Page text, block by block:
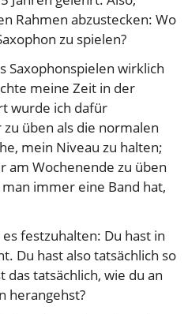
Rahmen abzustecken: Wo
zu spielen?
Saxophonspielen wirklich
meine Zeit in der
wurde ich dafür
üben als die normalen
mein Niveau zu halten;
am Wochenende zu üben
immer eine Band hat,
festzuhalten: Du hast in
Du hast also tatsächlich so
tatsächlich, wie du an
herangehst?